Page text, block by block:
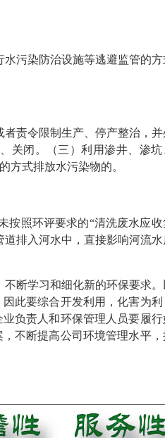
污染防治设施等逃避监管的
责令限制生产、停产整治，
关闭。（三）利用渗井、渗坑
方式排放水污染物的。
按照环评要求的“清洗废水应收
排入河水中，直接影响河流水
断学习和细化新的环保要求。
此要综合开发利用，化害为利
负责人和环保管理人员要履行
不断提高公司环境管理水平，